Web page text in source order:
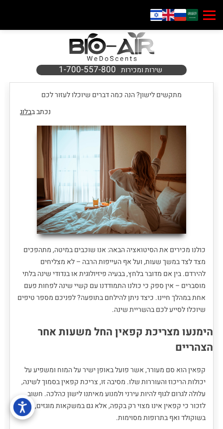
שירות ומכירות 1-700-557-800
מתקשים לישון? הנה כמה דברים שיוכלו לעזור לכם
נכתב בבלוג
כולנו מכירים את הסיטואציה הבאה: אנו שוכבים במיטה, מתהפכים
מצד לצד במשך שעות, ועל אף העייפות הרבה – לא מצליחים
להירדם. בין אם מדובר בלחץ, בבעיה פיזיולוגית או בנדודי שינה בלתי
מוסברים – אין ספק כי כולנו התמודדנו עם קשיי שינה לפחות פעם
אחת במהלך חיינו. כיצד ניתן להילחם בתופעה? לפניכם מספר טיפים
שיוכלו לסייע לכם בהשריית שינה.
הימנעו מצריכת קפאין החל משעות אחר
הצהריים
קפאין הוא סם מעורר, אשר פועל באופן ישיר על המוח ומשפיע על
יכולות הריכוז והעוררות שלו. מסיבה זו, צריכת קפאין בסמוך לשינה,
עלולה לגרום לגוף להיות עירני ולמנוע מאיתנו לישון כהלכה. חשוב
לזכור כי קפאין אינו מצוי רק בקפה, אלא גם במשקאות מוגזים,
בשוקולד ואף בתרופות מסוימות.